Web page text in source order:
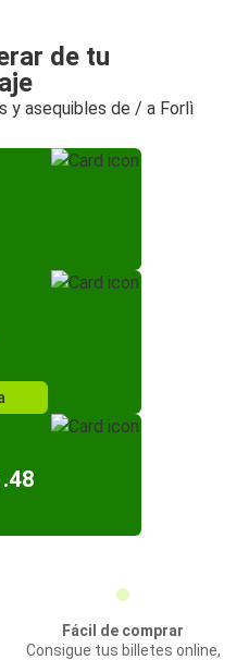
de tu
y asequibles de / a Forlì
Fácil de comprar
Consigue tus billetes online,